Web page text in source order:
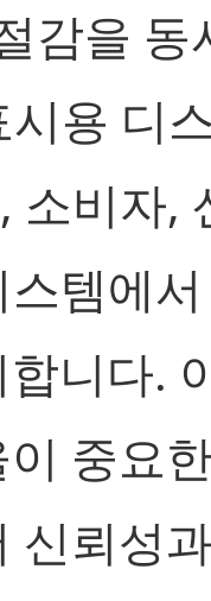
감을 동
시용 디
소비자,
템에
니다.
중요
신뢰성